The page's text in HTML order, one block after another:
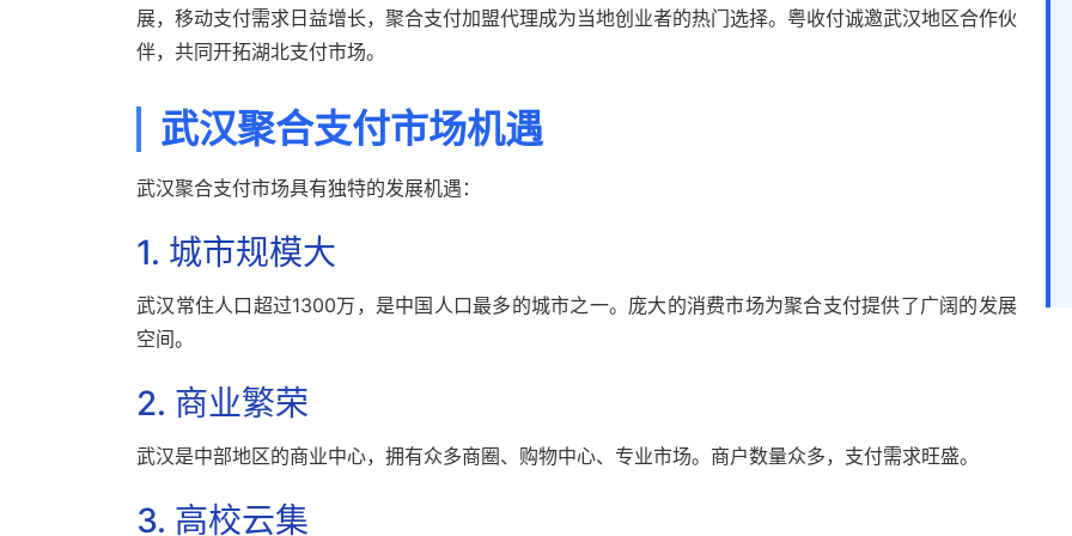
展，移动支付需求日益增长，聚合支付加盟代理成为当地创业者的热门选择。粤收付诚邀武汉地区合作伙
伴，共同开拓湖北支付市场。
武汉聚合支付市场机遇
武汉聚合支付市场具有独特的发展机遇：
1. 城市规模大
武汉常住人口超过1300万，是中国人口最多的城市之一。庞大的消费市场为聚合支付提供了广阔的发展
空间。
2. 商业繁荣
武汉是中部地区的商业中心，拥有众多商圈、购物中心、专业市场。商户数量众多，支付需求旺盛。
3. 高校云集